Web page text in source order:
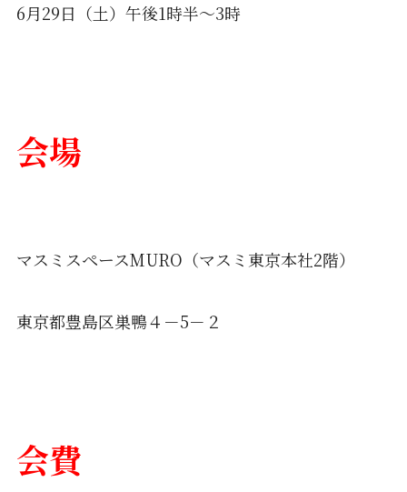
6月29日（土）午後1時半～3時
会場
マスミスペースMURO（マスミ東京本社2階）
東京都豊島区巣鴨４－5－２
会費